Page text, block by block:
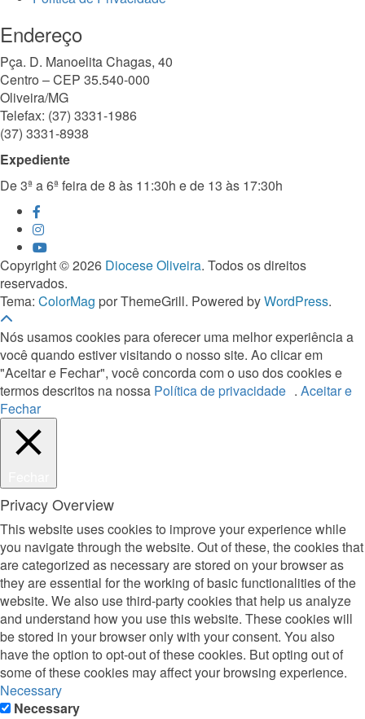
Endereço
Pça. D. Manoelita Chagas, 40
Centro – CEP 35.540-000
Oliveira/MG
Telefax: (37) 3331-1986
(37) 3331-8938
Expediente
De 3ª a 6ª feira de 8 às 11:30h e de 13 às 17:30h
Copyright © 2026 Diocese Oliveira. Todos os direitos
reservados.
Tema: ColorMag por ThemeGrill. Powered byWordPress.
Nós usamos cookies para oferecer uma melhor experiência a
você quando estiver visitando o nosso site. Ao clicar em
"Aceitar e Fechar", você concorda com o uso dos cookies e
termos descritos na nossa Política de privacidade . Aceitar e
Fechar
Privacy Overview
This website uses cookies to improve your experience while
you navigate through the website. Out of these, the cookies that
are categorized as necessary are stored on your browser as
they are essential for the working of basic functionalities of the
website. We also use third-party cookies that help us analyze
and understand how you use this website. These cookies will
be stored in your browser only with your consent. You also
have the option to opt-out of these cookies. But opting out of
some of these cookies may affect your browsing experience.
Necessary
Necessary